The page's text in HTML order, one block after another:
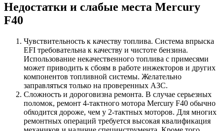
Недостатки и слабые места Mercury
F40
Чувствительность к качеству топлива. Система впрыска
EFI требовательна к качеству и чистоте бензина.
Использование некачественного топлива с примесями
может приводить к сбоям в работе инжекторов и других
компонентов топливной системы. Желательно
заправляться только на проверенных АЗС.
Сложность и дороговизна ремонта. В случае серьезных
поломок, ремонт 4-тактного мотора Mercury F40 обычно
обходится дороже, чем у 2-тактных моторов. Для многих
ремонтных операций требуется высокая квалификация